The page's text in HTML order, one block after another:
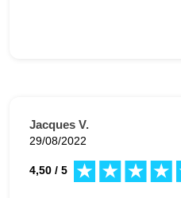
Jacques V.
29/08/2022
4,50 / 5